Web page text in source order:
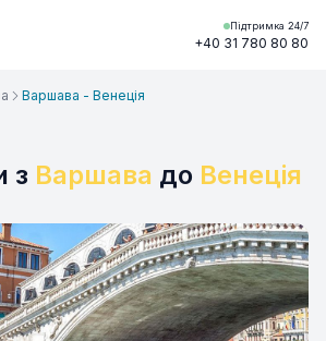
Підтримка 24/7
+40 31 780 80 80
з Варшава до Венеція
Варшава - Венеція